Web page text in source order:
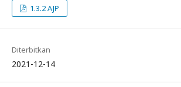
1.3.2 AJP
Diterbitkan
2021-12-14